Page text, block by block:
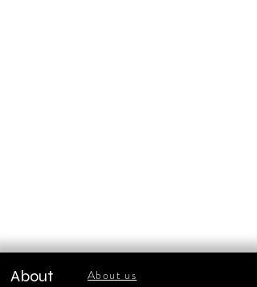
About
About us